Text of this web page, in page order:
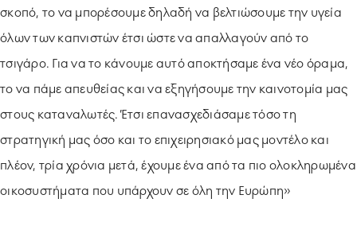
σκοπό, το να μπορέσουμε δηλαδή να βελτιώσουμε την υγεία
όλων των καπνιστών έτσι ώστε να απαλλαγούν από το
τσιγάρο. Για να το κάνουμε αυτό αποκτήσαμε ένα νέο όραμα,
το να πάμε απευθείας και να εξηγήσουμε την καινοτομία μας
στους καταναλωτές. Έτσι επανασχεδιάσαμε τόσο τη
στρατηγική μας όσο και το επιχειρησιακό μας μοντέλο και
πλέον, τρία χρόνια μετά, έχουμε ένα από τα πιο ολοκληρωμένα
οικοσυστήματα που υπάρχουν σε όλη την Ευρώπη»